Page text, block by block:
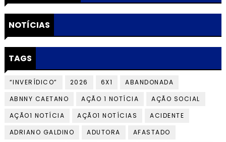
NOTÍCIAS
TAGS
“INVERÍDICO” 2026 6X1
ABANDONADA
ABNNY CAETANO
AÇÃO 1 NOTÍCIA
AÇÃO SOCIAL
AÇÃO1 NOTÍCIA
AÇÃO1 NOTÍCIAS
ACIDENTE
ADRIANO GALDINO
ADUTORA
AFASTADO